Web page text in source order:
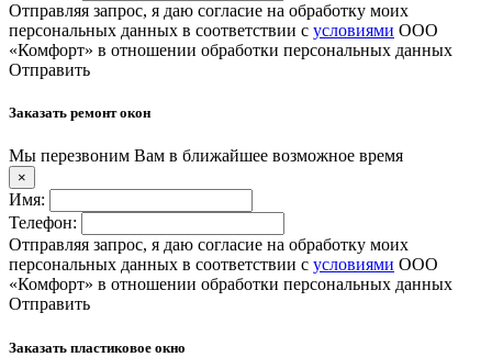
Отправляя запрос, я даю согласие на обработку моих
персональных данных в соответствии с условиями ООО
«Комфорт» в отношении обработки персональных данных
Отправить
Заказать ремонт окон
Мы перезвоним Вам в ближайшее возможное время
×
Имя:
Телефон:
Отправляя запрос, я даю согласие на обработку моих
персональных данных в соответствии с условиями ООО
«Комфорт» в отношении обработки персональных данных
Отправить
Заказать пластиковое окно